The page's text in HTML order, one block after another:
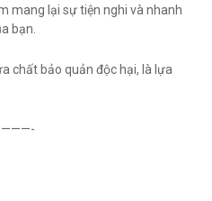
mang lại sự tiện nghi và nhanh
bạn.
chất bảo quản độc hại, là lựa